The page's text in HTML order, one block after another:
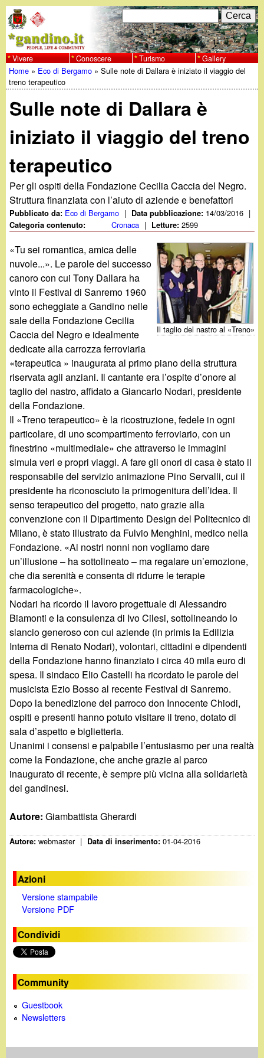
al
contenuto
principale
w
w
w
.
g
a
n
d
i
n
o
.
i
t
F
o
r
m
d
i
i
c
e
r
c
a
C
e
r
c
a
Vivere Conoscere Turismo Gallery
Tu
sei
qui
Home » Eco di Bergamo »Sulle note di Dallara è iniziato il viaggio del
treno terapeutico
Sulle note di Dallara è
iniziato il viaggio del treno
terapeutico
Per gli ospiti della Fondazione Cecilia Caccia del Negro.
Struttura finanziata con l’aiuto di aziende e benefattori
Pubblicato da: Eco di Bergamo | Data pubblicazione: 14/03/2016 |
Categoria contenuto: Cronaca | Letture:2599
Il taglio del nastro al «Treno»
«Tu sei romantica, amica delle
nuvole...». Le parole del successo
canoro con cui Tony Dallara ha
vinto il Festival di Sanremo 1960
sono echeggiate a Gandino nelle
sale della Fondazione Cecilia
Caccia del Negro e idealmente
dedicate alla carrozza ferroviaria
«terapeutica » inaugurata al primo piano della struttura
riservata agli anziani. Il cantante era l’ospite d’onore al
taglio del nastro, affidato a Giancarlo Nodari, presidente
della Fondazione.
Il «Treno terapeutico» è la ricostruzione, fedele in ogni
particolare, di uno scompartimento ferroviario, con un
finestrino «multimediale» che attraverso le immagini
simula veri e propri viaggi. A fare gli onori di casa è stato il
responsabile del servizio animazione Pino Servalli, cui il
presidente ha riconosciuto la primogenitura dell’idea. Il
senso terapeutico del progetto, nato grazie alla
convenzione con il Dipartimento Design del Politecnico di
Milano, è stato illustrato da Fulvio Menghini, medico nella
Fondazione. «Ai nostri nonni non vogliamo dare
un’illusione – ha sottolineato – ma regalare un’emozione,
che dia serenità e consenta di ridurre le terapie
farmacologiche».
Nodari ha ricordo il lavoro progettuale di Alessandro
Biamonti e la consulenza di Ivo Cilesi, sottolineando lo
slancio generoso con cui aziende (in primis la Edilizia
Interna di Renato Nodari), volontari, cittadini e dipendenti
della Fondazione hanno finanziato i circa 40 mila euro di
spesa. Il sindaco Elio Castelli ha ricordato le parole del
musicista Ezio Bosso al recente Festival di Sanremo.
Dopo la benedizione del parroco don Innocente Chiodi,
ospiti e presenti hanno potuto visitare il treno, dotato di
sala d’aspetto e biglietteria.
Unanimi i consensi e palpabile l’entusiasmo per una realtà
come la Fondazione, che anche grazie al parco
inaugurato di recente, è sempre più vicina alla solidarietà
dei gandinesi.
Autore:Giambattista Gherardi
Autore:webmaster | Data di inserimento:01-04-2016
Azioni
Versione stampabile
Versione PDF
Condividi
Community
Guestbook
Newsletters